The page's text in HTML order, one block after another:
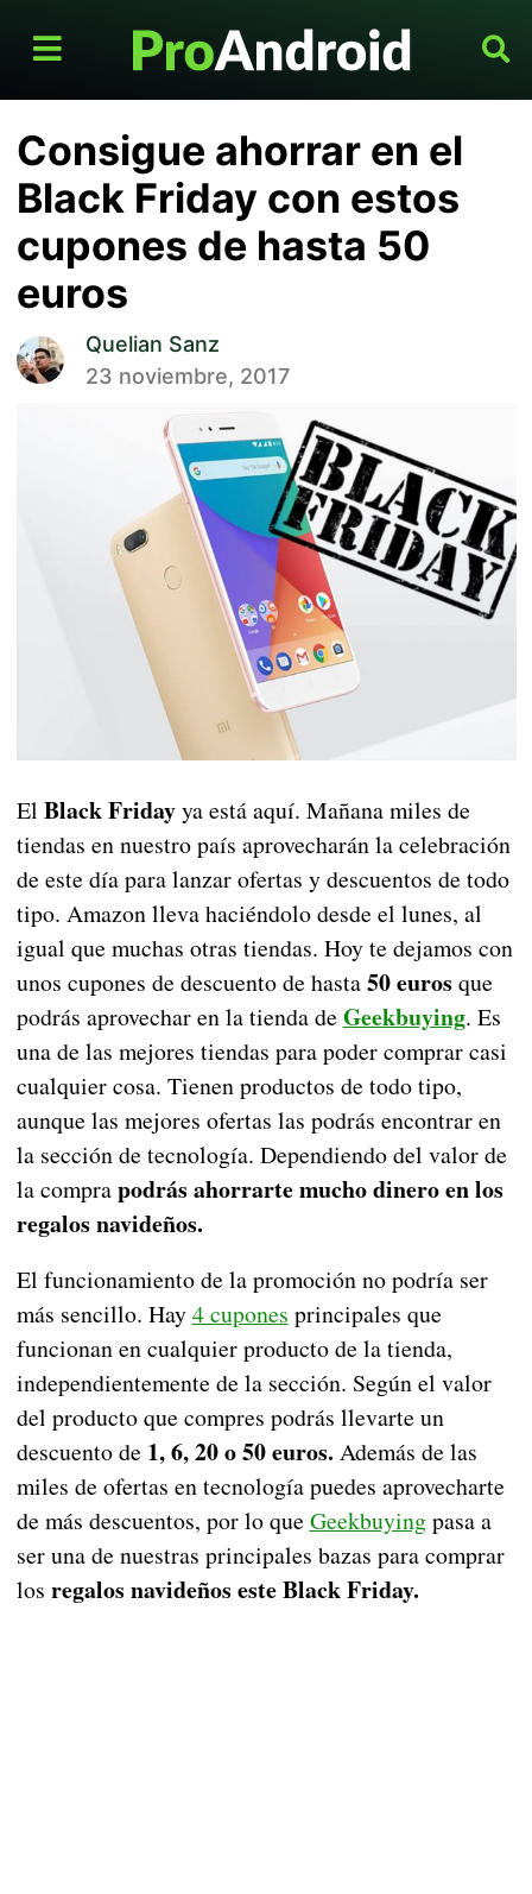
Consigue ahorrar en el
Black Friday con estos
cupones de hasta 50
euros
Quelian Sanz
23 noviembre, 2017
El Black Fridayya está aquí. Mañana miles de
tiendas en nuestro país aprovecharán la celebración
de este día para lanzar ofertas y descuentos de todo
tipo. Amazon lleva haciéndolo desde el lunes, al
igual que muchas otras tiendas. Hoy te dejamos con
unos cupones de descuento de hasta50 euros que
podrás aprovechar en la tienda de Geekbuying. Es
una de las mejores tiendas para poder comprar casi
cualquier cosa. Tienen productos de todo tipo,
aunque las mejores ofertas las podrás encontrar en
la sección de tecnología. Dependiendo del valor de
la comprapodrás ahorrarte mucho dinero en los
regalos navideños.
El funcionamiento de la promoción no podría ser
más sencillo. Hay4 cupones principales que
funcionan en cualquier producto de la tienda,
independientemente de la sección. Según el valor
del producto que compres podrás llevarte un
descuento de 1, 6, 20 o 50 euros. Además de las
miles de ofertas en tecnología puedes aprovecharte
de más descuentos, por lo que Geekbuyingpasa a
ser una de nuestras principales bazas para comprar
los regalos navideños este Black Friday.